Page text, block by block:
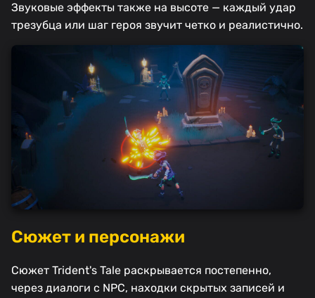
Звуковые эффекты также на высоте — каждый удар
трезубца или шаг героя звучит четко и реалистично.
Сюжет и персонажи
Сюжет Trident's Tale раскрывается постепенно,
через диалоги с NPC, находки скрытых записей и